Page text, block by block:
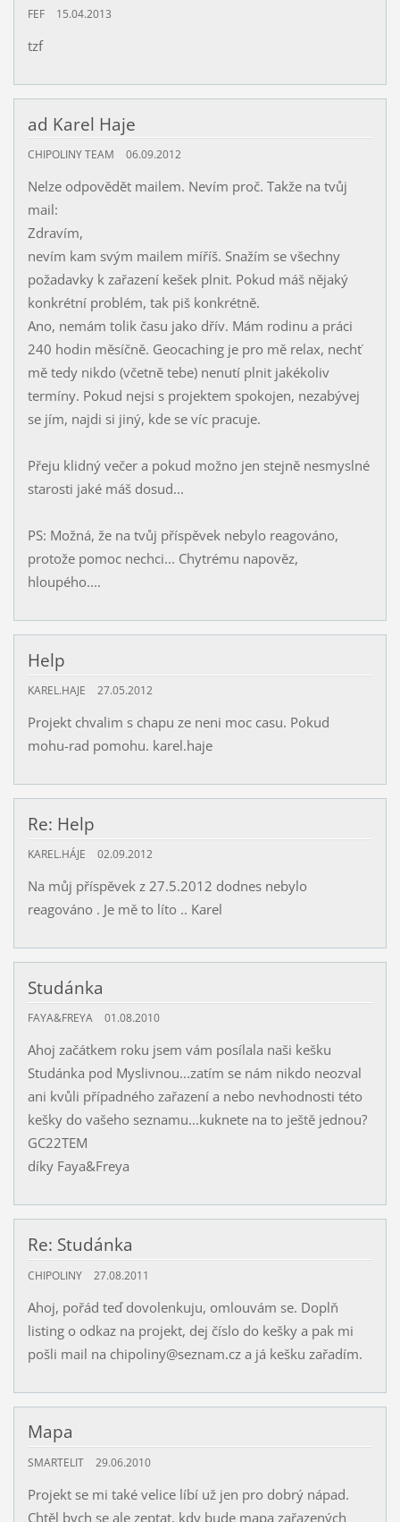
FEF 15.04.2013
tzf
ad Karel Haje
CHIPOLINY TEAM 06.09.2012
Nelze odpovědět mailem. Nevím proč. Takže na tvůj
mail:
Zdravím,
nevím kam svým mailem míříš. Snažím se všechny
požadavky k zařazení kešek plnit. Pokud máš nějaký
konkrétní problém, tak piš konkrétně.
Ano, nemám tolik času jako dřív. Mám rodinu a práci
240 hodin měsíčně. Geocaching je pro mě relax, nechť
mě tedy nikdo (včetně tebe) nenutí plnit jakékoliv
termíny. Pokud nejsi s projektem spokojen, nezabývej
se jím, najdi si jiný, kde se víc pracuje.
Přeju klidný večer a pokud možno jen stejně nesmyslné
starosti jaké máš dosud...
PS: Možná, že na tvůj příspěvek nebylo reagováno,
protože pomoc nechci... Chytrému napověz,
hloupého....
Help
KAREL.HAJE 27.05.2012
Projekt chvalim s chapu ze neni moc casu. Pokud
mohu-rad pomohu. karel.haje
Re: Help
KAREL.HÁJE 02.09.2012
Na můj příspěvek z 27.5.2012 dodnes nebylo
reagováno . Je mě to líto .. Karel
Studánka
FAYA&FREYA 01.08.2010
Ahoj začátkem roku jsem vám posílala naši kešku
Studánka pod Myslivnou...zatím se nám nikdo neozval
ani kvůli případného zařazení a nebo nevhodnosti této
kešky do vašeho seznamu...kuknete na to ještě jednou?
GC22TEM
díky Faya&Freya
Re: Studánka
CHIPOLINY 27.08.2011
Ahoj, pořád teď dovolenkuju, omlouvám se. Doplň
listing o odkaz na projekt, dej číslo do kešky a pak mi
pošli mail na chipoliny@seznam.cz a já kešku zařadím.
Mapa
SMARTELIT 29.06.2010
Projekt se mi také velice líbí už jen pro dobrý nápad.
Chtěl bych se ale zeptat, kdy bude mapa zařazených